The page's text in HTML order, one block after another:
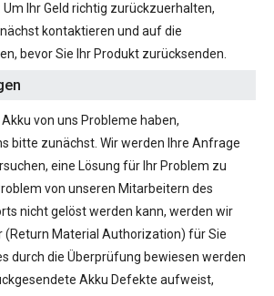
Um Ihr Geld richtig zurückzuerhalten,
kontaktieren und auf die
bevor Sie Ihr Produkt zurücksenden.
von uns Probleme haben,
bitte zunächst. Wir werden Ihre Anfrage
eine Lösung für Ihr Problem zu
von unseren Mitarbeitern des
nicht gelöst werden kann, werden wir
(Return Material Authorization) für Sie
durch die Überprüfung bewiesen werden
Akku Defekte aufweist,